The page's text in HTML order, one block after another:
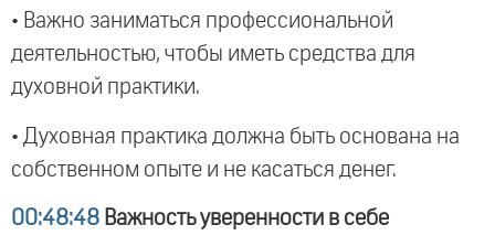
• Важно заниматься профессиональной
деятельностью, чтобы иметь средства для
духовной практики.
• Духовная практика должна быть основана на
собственном опыте и не касаться денег.
00:48:48 Важность уверенности в себе